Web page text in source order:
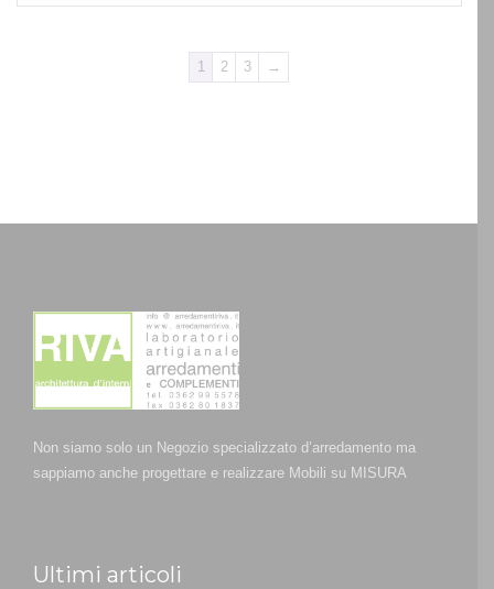
1 2 3 →
Non siamo solo un Negozio specializzato d’arredamento ma
sappiamo anche progettare e realizzare Mobili su MISURA
Ultimi articoli